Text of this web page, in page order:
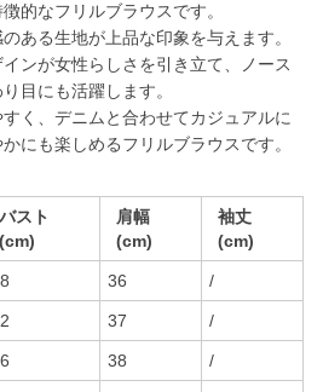
的なフリルブラウスです。
ある生地が上品な印象を与えます。
ンが女性らしさを引き立て、ノース
目にも活躍します。
く、デニムと合わせてカジュアルに
にも楽しめるフリルブラウスです。
バスト
(cm)
肩幅
(cm)
袖丈
(cm)
36 /
37 /
38 /